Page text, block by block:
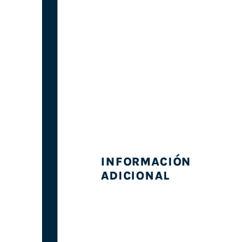
INFORMACIÓN
ADICIONAL